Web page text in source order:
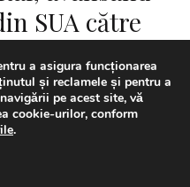
SUA către
a asigura funcționarea
și reclamele și pentru a
pe acest site, vă
cookie-urilor, conform
.